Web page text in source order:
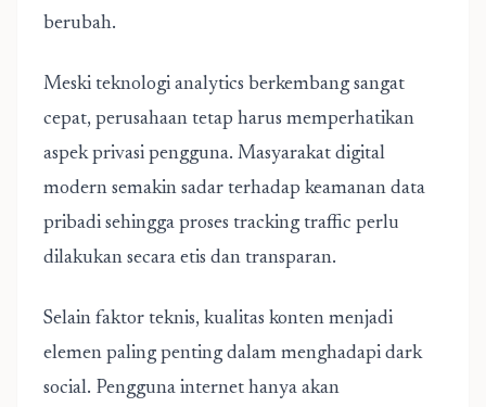
berubah.
Meski teknologi analytics berkembang sangat
cepat, perusahaan tetap harus memperhatikan
aspek privasi pengguna. Masyarakat digital
modern semakin sadar terhadap keamanan data
pribadi sehingga proses tracking traffic perlu
dilakukan secara etis dan transparan.
Selain faktor teknis, kualitas konten menjadi
elemen paling penting dalam menghadapi dark
social. Pengguna internet hanya akan